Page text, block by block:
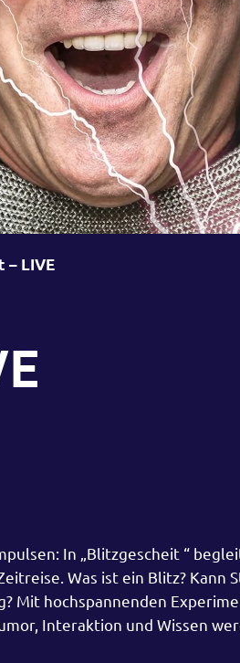
– LIVE
In „Blitzgescheit “
Was ist ein Blitz? Kann
Mit hochspannenden
Interaktion und Wissen